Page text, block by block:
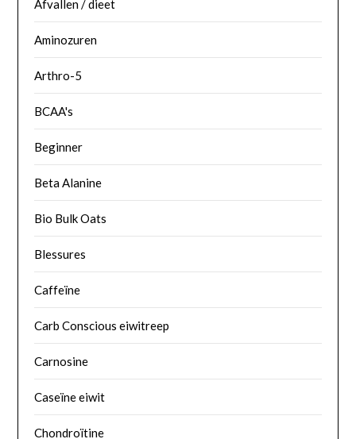
Afvallen / dieet
Aminozuren
Arthro-5
BCAA's
Beginner
Beta Alanine
Bio Bulk Oats
Blessures
Caffeïne
Carb Conscious eiwitreep
Carnosine
Caseïne eiwit
Chondroïtine